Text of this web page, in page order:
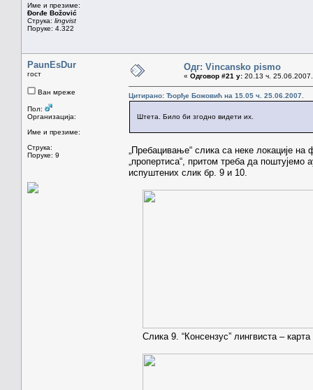
Име и презиме:
Đorđe Božović
Струка: lingvist
Поруке: 4.322
PaunEsDur
гост
Ван мреже
Пол:
Организација:
Име и презиме:
Струка:
Поруке: 9
Одг: Vincansko pismo
« Одговор #21 у: 20.13 ч.
Цитирано: Ђорђе Божовић на 15.05 ч. 25.06.2007.
Штета. Било би згодно видети их.
„Пребацивање“ слика са неке локације
„пропертиса“, притом треба да
испуштених слик бр. 9 и 10.
Слика 9. “Консензус” лингвиста –